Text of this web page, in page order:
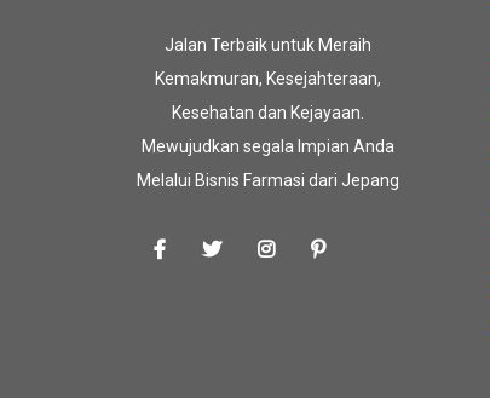
Jalan Terbaik untuk Meraih
Kemakmuran, Kesejahteraan,
Kesehatan dan Kejayaan.
Mewujudkan segala Impian Anda
Melalui Bisnis Farmasi dari Jepang